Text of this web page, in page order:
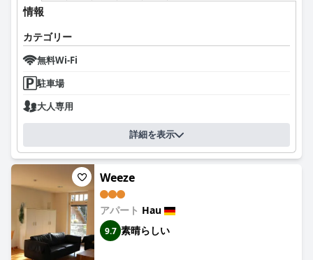
情報
カテゴリー
無料Wi-Fi
駐車場
大人専用
詳細を表示
Weeze
アパート Hau
9.7 素晴らしい